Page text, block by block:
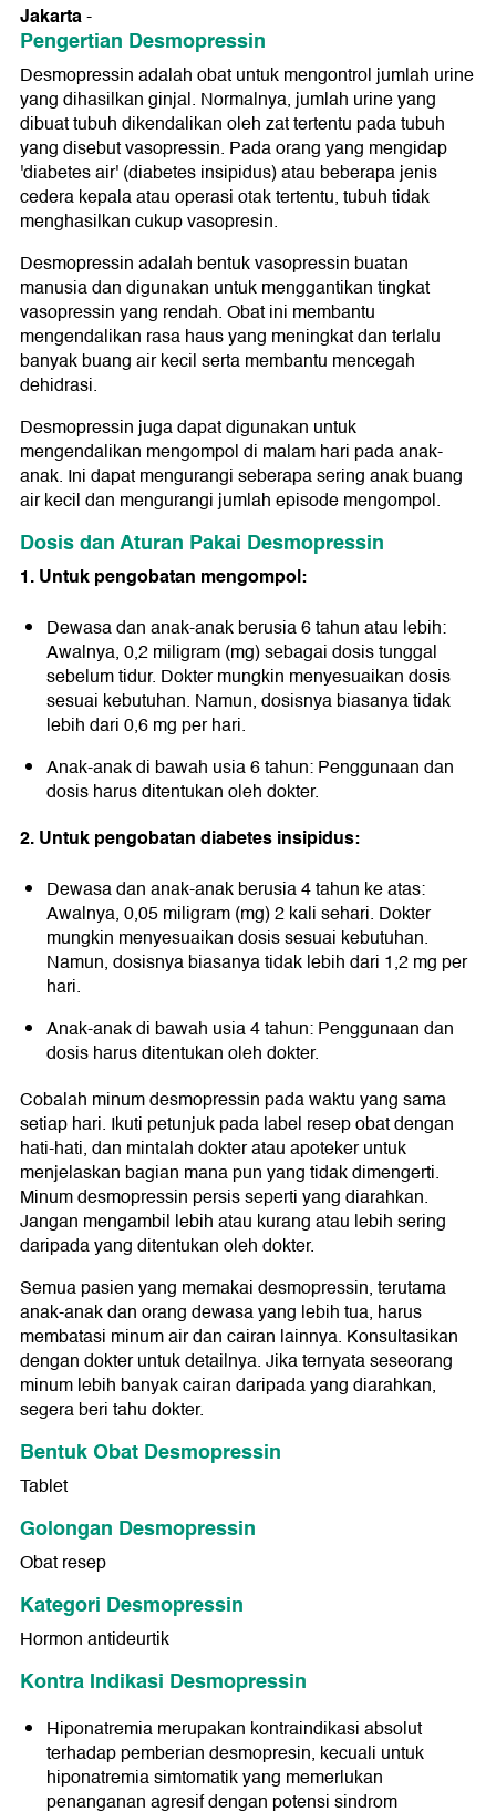
Dosis dan Aturan Pakai Desmopressin
Bentuk Obat Desmopressin
Golongan Desmopressin
Kategori Desmopressin
Kontra Indikasi Desmopressin
Interaksi Desmopressin
Perhatian Penggunaan Desmopressin
Efek Samping Desmopressin
Jakarta-
Pengertian Desmopressin
Desmopressin adalah obat untuk mengontrol jumlah urine
yang dihasilkan ginjal. Normalnya, jumlah urine yang
dibuat tubuh dikendalikan oleh zat tertentu pada tubuh
yang disebut vasopressin. Pada orang yang mengidap
'diabetes air' (diabetes insipidus) atau beberapa jenis
cedera kepala atau operasi otak tertentu, tubuh tidak
menghasilkan cukup vasopresin.
Desmopressin adalah bentuk vasopressin buatan
manusia dan digunakan untuk menggantikan tingkat
vasopressin yang rendah. Obat ini membantu
mengendalikan rasa haus yang meningkat dan terlalu
banyak buang air kecil serta membantu mencegah
dehidrasi.
Desmopressin juga dapat digunakan untuk
mengendalikan mengompol di malam hari pada anak-
anak. Ini dapat mengurangi seberapa sering anak buang
air kecil dan mengurangi jumlah episode mengompol.
Dosis dan Aturan Pakai Desmopressin
1. Untuk pengobatan mengompol:
Dewasa dan anak-anak berusia 6 tahun atau lebih:
Awalnya, 0,2 miligram (mg) sebagai dosis tunggal
sebelum tidur. Dokter mungkin menyesuaikan dosis
sesuai kebutuhan. Namun, dosisnya biasanya tidak
lebih dari 0,6 mg per hari.
Anak-anak di bawah usia 6 tahun: Penggunaan dan
dosis harus ditentukan oleh dokter.
2. Untuk pengobatan diabetes insipidus:
Dewasa dan anak-anak berusia 4 tahun ke atas:
Awalnya, 0,05 miligram (mg) 2 kali sehari. Dokter
mungkin menyesuaikan dosis sesuai kebutuhan.
Namun, dosisnya biasanya tidak lebih dari 1,2 mg per
hari.
Anak-anak di bawah usia 4 tahun: Penggunaan dan
dosis harus ditentukan oleh dokter.
Cobalah minum desmopressin pada waktu yang sama
setiap hari. Ikuti petunjuk pada label resep obat dengan
hati-hati, dan mintalah dokter atau apoteker untuk
menjelaskan bagian mana pun yang tidak dimengerti.
Minum desmopressin persis seperti yang diarahkan.
Jangan mengambil lebih atau kurang atau lebih sering
daripada yang ditentukan oleh dokter.
Semua pasien yang memakai desmopressin, terutama
anak-anak dan orang dewasa yang lebih tua, harus
membatasi minum air dan cairan lainnya. Konsultasikan
dengan dokter untuk detailnya. Jika ternyata seseorang
minum lebih banyak cairan daripada yang diarahkan,
segera beri tahu dokter.
Bentuk Obat Desmopressin
Tablet
Golongan Desmopressin
Obat resep
Kategori Desmopressin
Hormon antideurtik
Kontra Indikasi Desmopressin
Hiponatremia merupakan kontraindikasi absolut
terhadap pemberian desmopresin, kecuali untuk
hiponatremia simtomatik yang memerlukan
penanganan agresif dengan potensi sindrom